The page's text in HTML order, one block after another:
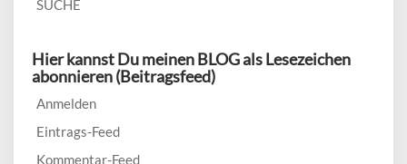
SUCHE
Hier kannst Du meinen BLOG als Lesezeichen
abonnieren (Beitragsfeed)
Anmelden
Eintrags-Feed
Kommentar-Feed